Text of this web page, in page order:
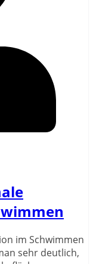
im Schwimmen
sehr deutlich,